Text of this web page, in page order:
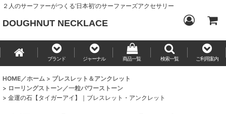
２人のサーファーがつくる‘日本初’のサーファーズアクセサリー
DOUGHNUT NECKLACE
ブランド ジャーナル 商品一覧 検索一覧 ご利用案内
HOME／ホーム > ブレスレット＆アンクレット
> ローリングストーン／一粒パワーストーン
> 金運の石【タイガーアイ】｜ブレスレット・アンクレット